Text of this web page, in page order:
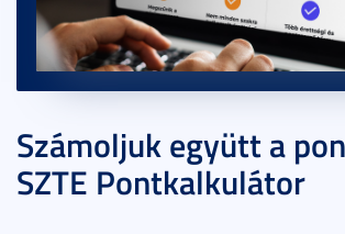
Számoljuk együtt a
SZTE Pontkalkulátor